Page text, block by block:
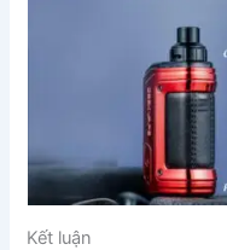
Kết luận